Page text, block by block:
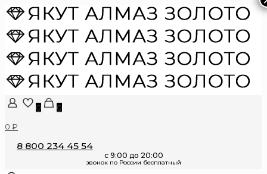
0
0
0 ₽
8 800 234 45 54